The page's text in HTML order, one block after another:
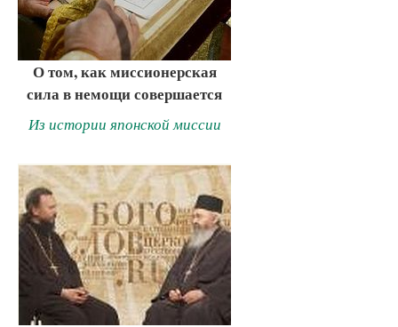
О том, как миссионерская
сила в немощи совершается
Из истории японской миссии